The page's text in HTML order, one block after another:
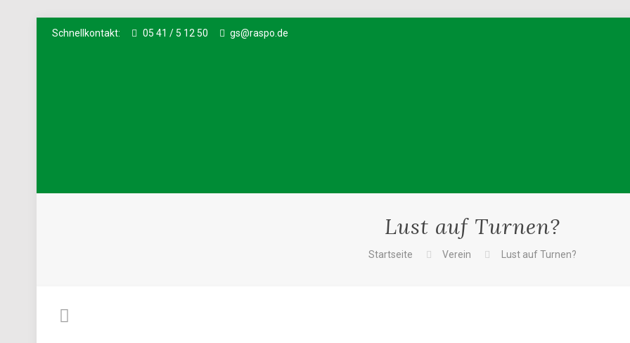
Schnellkontakt: 05 41 / 5 12 50 gs@raspo.de
Lust auf Turnen?
Startseite Verein Lust auf Turnen?